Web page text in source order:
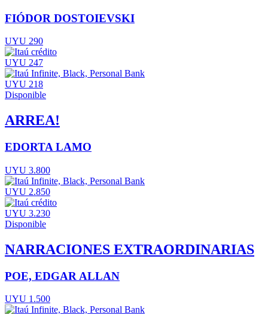
FIÓDOR DOSTOIEVSKI
UYU 290
UYU 247
UYU 218
Disponible
ARREA!
EDORTA LAMO
UYU 3.800
UYU 2.850
UYU 3.230
Disponible
NARRACIONES EXTRAORDINARIAS
POE, EDGAR ALLAN
UYU 1.500